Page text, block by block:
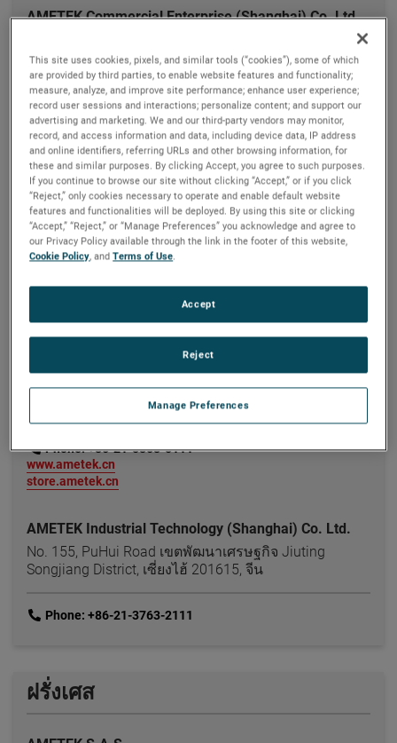
AMETEK Commercial Enterprise (Shanghai) Co. Ltd.
West Section, 2/F, JING DONG FANG Building (B10),
No.10 Jiu Xian Qiao Road Chaoyang District, Beijing
100015, China
linkPhone: +86-10-8526-2111
AMETEK Commercial Enterprise (Shanghai) Co. Ltd
สำนักงานขายและบริการ Guangzhou
Room 810 Dongbao Plaza No.767 East Dongfeng
Road, Guangzhou 510600, Guangdong, China
linkPhone: +86-20-8363-4768
Part A1, A4, 2/F, Building No. 1 หมายเลข 526 Fute 3rd
Road East Pilot Free Trade Zone เซี่ยงไฮ้ 200131, จีน
linkPhone: +86-21-5868-5111
link
www.ametek.cn
link
store.ametek.cn
AMETEK Industrial Technology (Shanghai) Co. Ltd.
No. 155, PuHui Road เขตพัฒนาเศรษฐกิจ Jiuting
Songjiang District, เซี่ยงไฮ้ 201615, จีน
link Phone: +86-21-3763-2111
ฝรั่งเศส
This site uses cookies, pixels, and similar tools (“cookies”), some of which
are provided by third parties, to enable website features and functionality;
measure, analyze, and improve site performance; enhance user experience;
record user sessions and interactions; personalize content; and support our
advertising and marketing. We and our third-party vendors may monitor,
record, and access information and data, including device data, IP address
and online identifiers, referring URLs and other browsing information, for
these and similar purposes. By clicking Accept, you agree to such purposes.
If you continue to browse our site without clicking “Accept,” or if you click
“Reject,” only cookies necessary to operate and enable default website
features and functionalities will be deployed. By using this site or clicking
“Accept,” “Reject,” or “Manage Preferences” you acknowledge and agree to
our Privacy Policy available through the link in the footer of this website,
Cookie Policy, andTerms of Use.
Manage Preferences
Reject
Accept